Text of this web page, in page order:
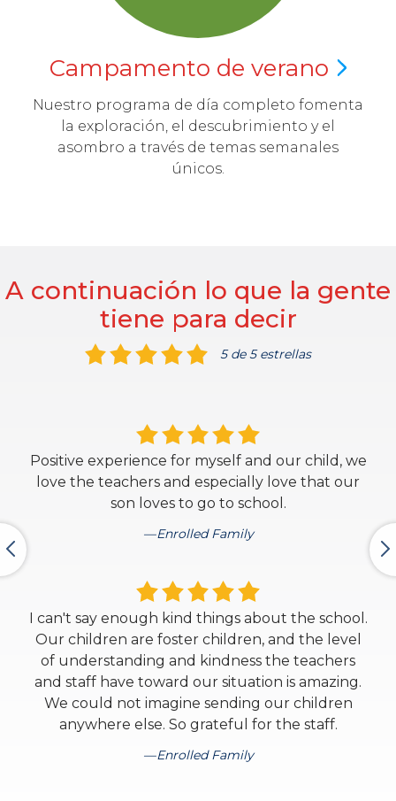
Campamento de verano
Nuestro programa de día completo fomenta
la exploración, el descubrimiento y el
asombro a través de temas semanales
únicos.
A continuación lo que la gente
tiene para decir
5 de 5 estrellas
Positive experience for myself and our child, we
love the teachers and especially love that our
son loves to go to school.
Enrolled Family
I can't say enough kind things about the school.
Our children are foster children, and the level
of understanding and kindness the teachers
and staff have toward our situation is amazing.
We could not imagine sending our children
anywhere else. So grateful for the staff.
Enrolled Family